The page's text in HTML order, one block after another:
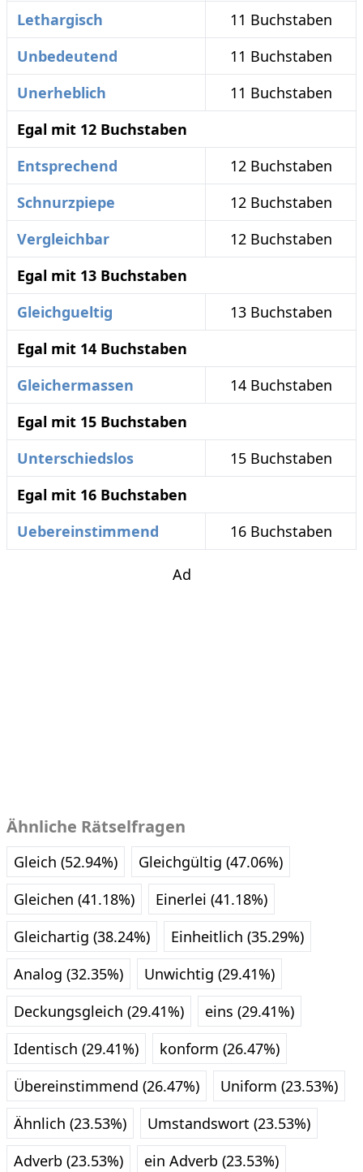
Lethargisch
11 Buchstaben
Unbedeutend
11 Buchstaben
Unerheblich
11 Buchstaben
Egal mit 12 Buchstaben
Entsprechend
12 Buchstaben
Schnurzpiepe
12 Buchstaben
Vergleichbar
12 Buchstaben
Egal mit 13 Buchstaben
Gleichgueltig
13 Buchstaben
Egal mit 14 Buchstaben
Gleichermassen
14 Buchstaben
Egal mit 15 Buchstaben
Unterschiedslos
15 Buchstaben
Egal mit 16 Buchstaben
Uebereinstimmend
16 Buchstaben
Ad
Ähnliche Rätselfragen
Gleich (52.94%)
Gleichgültig (47.06%)
Gleichen (41.18%)
Einerlei (41.18%)
Gleichartig (38.24%)
Einheitlich (35.29%)
Analog (32.35%)
Unwichtig (29.41%)
Deckungsgleich (29.41%)
eins (29.41%)
Identisch (29.41%)
konform (26.47%)
Übereinstimmend (26.47%)
Uniform (23.53%)
Ähnlich (23.53%)
Umstandswort (23.53%)
Adverb (23.53%)
ein Adverb (23.53%)